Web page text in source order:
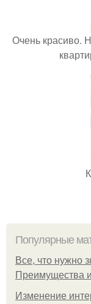
Очень красиво.
Популярные
Все, что нужно
Преимущества
Изменение